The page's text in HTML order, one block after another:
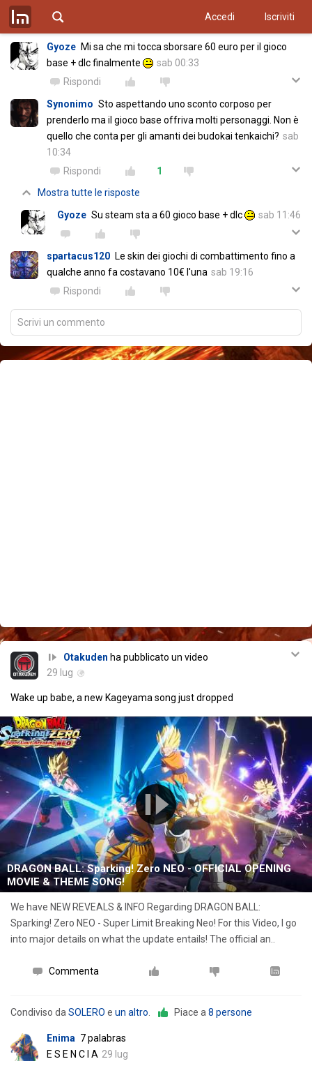
Accedi Iscriviti
Mostra tutti i commenti
Gyoze Mi sa che mi tocca sborsare 60 euro per il gioco
base + dlc finalmente
sab 00:33
Rispondi
Synonimo Sto aspettando uno sconto corposo per
prenderlo ma il gioco base offriva molti personaggi. Non è
quello che conta per gli amanti dei budokai tenkaichi? sab
10:34
Rispondi
1
Mostra tutte le risposte
Gyoze Su steam sta a 60 gioco base + dlc sab 11:46
spartacus120 Le skin dei giochi di combattimento fino a
qualche anno fa costavano 10€ l'una sab 19:16
Rispondi
Scrivi un commento
Otakuden ha pubblicato un video
29 lug
Wake up babe, a new Kageyama song just dropped
DRAGON BALL: Sparking! Zero NEO - OFFICIAL OPENING
MOVIE & THEME SONG!
We have NEW REVEALS & INFO Regarding DRAGON BALL:
Sparking! Zero NEO - Super Limit Breaking Neo! For this Video, I go
into major details on what the update entails! The official an..
Commenta
Condiviso da SOLERO e un altro Piace a 8 persone
Enima 7 palabras
E S E N C I A 29 lug